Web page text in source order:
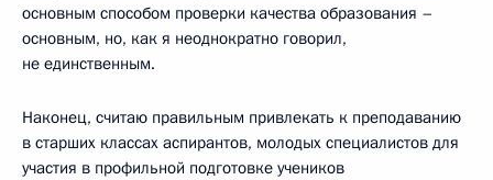
основным способом проверки качества образования –
основным, но, как я неоднократно говорил,
не единственным.
Наконец, считаю правильным привлекать к преподаванию
в старших классах аспирантов, молодых специалистов для
участия в профильной подготовке учеников